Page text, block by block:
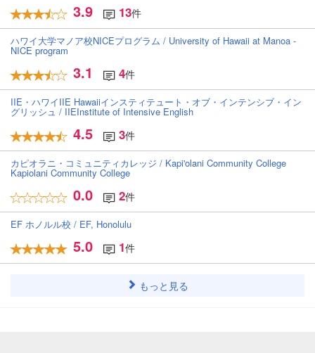
3.9 13件
ハワイ大学マノア校NICEプログラム / University of Hawaii at Manoa -
NICE program
3.1 4件
IIE・ハワイIIE Hawaiiインスティテュート・オブ・インテンシブ・イン
グリッシュ / IIEInstitute of Intensive English
4.5 3件
カピオラニ・コミュニティカレッジ / Kapi'olani Community College
Kapiolani Community College
0.0 2件
EF ホノルル校 / EF, Honolulu
5.0 1件
もっと見る